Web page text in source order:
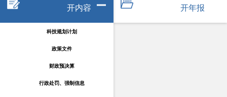
开内容
科技规划计划
政策文件
财政预决算
行政处罚、强制信息
开年报